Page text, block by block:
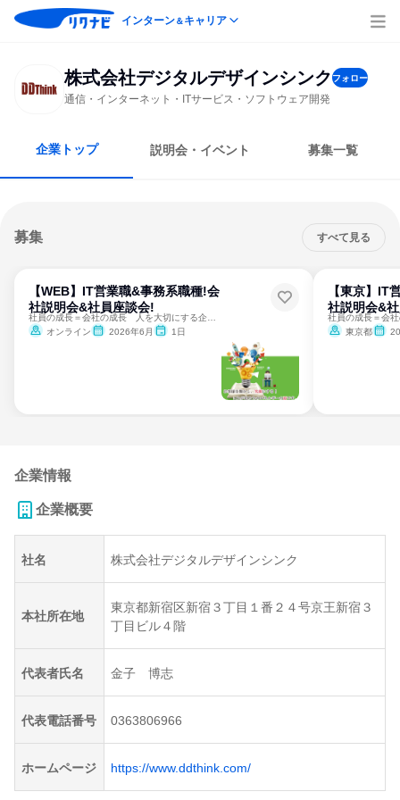
インターン＆キャリア
株式会社デジタルデザインシンクフォロー
通信・インターネット・ITサービス・ソフトウェア開発
企業トップ 説明会・イベント 募集一覧
募集 すべて見る
【WEB】IT営業職&事務系職種!会
社説明会&社員座談会!
オンライン
2026年6月 1日
【東京】IT
社説明会&
東京都
企業情報
企業概要
社名 株式会社デジタルデザインシンク
本社所在地
東京都新宿区新宿３丁目１番２４号京王新宿３
丁目ビル４階
代表者氏名 金子 博志
代表電話番号 0363806966
ホームページ https://www.ddthink.com/